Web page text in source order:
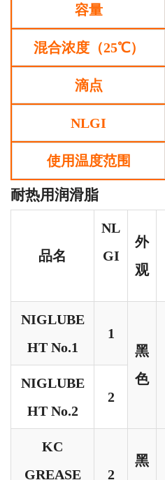
容量
混合浓度（25℃）
滴点
NLGI
使用温度范围
耐热用润滑脂
品名
NL
GI
外
观
NIGLUBE
HT No.1
1
黑
色
NIGLUBE
HT No.2
2
KC
GREASE
2
黑